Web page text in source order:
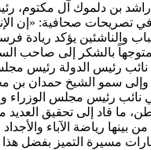
بن دلموك آل مكتوم،
تصريحات صحافية: «إن
والناشئين يؤكد ريادة
متوجهاً بالشكر إلى صاحب
رئيس الدولة رئيس
وإلى سمو الشيخ حمدان بن
نائب رئيس مجلس الوزراء
ما قاد إلى تحقيق
بينها رياضة الآباء
مسيرة التميز بفضل هذا